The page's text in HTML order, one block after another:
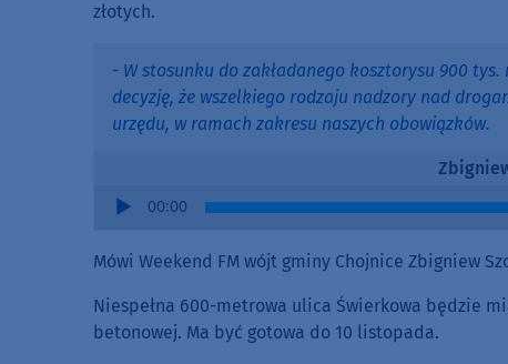
złotych.
- W stosunku do zakładanego kosztorysu 900
decyzję, że wszelkiego rodzaju nadzory nad
urzędu, w ramach zakresu naszych obowiązków.
Audio
00:00
Mówi Weekend FM wójt gminy Chojnice Zbigniew
Niespełna 600-metrowa ulica Świerkowa będzie
betonowej. Ma być gotowa do 10 listopada.